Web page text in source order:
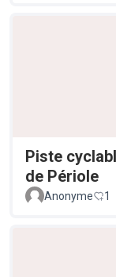
Piste
de Périole
Anonyme 1